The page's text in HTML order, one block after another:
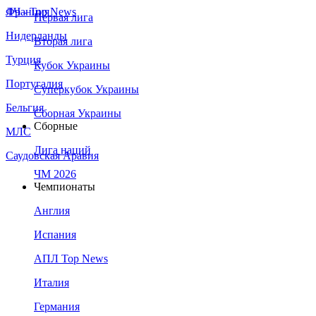
Франция
Нидерланды
Турция
Португалия
Бельгия
МЛС
Саудовская Аравия
ЛЧ - Top News
Первая лига
Вторая лига
Кубок Украины
Суперкубок Украины
Сборная Украины
Сборные
Лига наций
ЧМ 2026
Чемпионаты
Англия
Испания
АПЛ Top News
Италия
Германия